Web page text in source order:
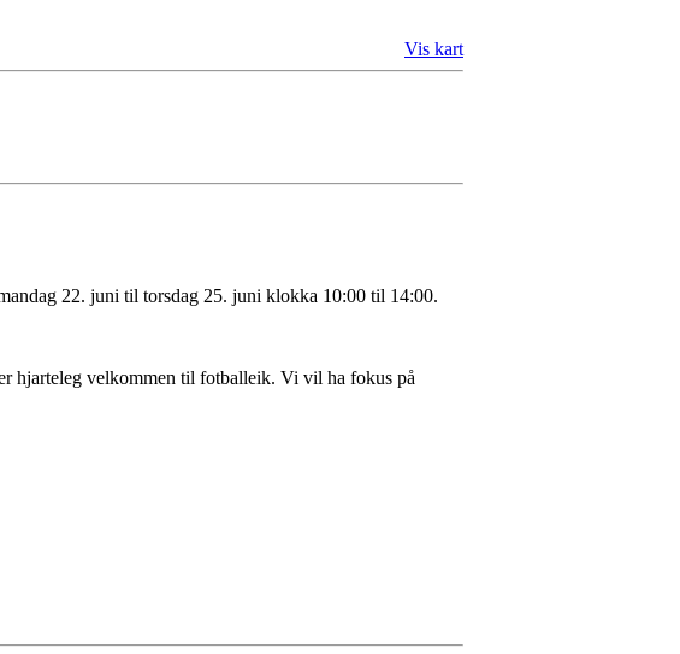
Vis kart
22. juni til torsdag 25. juni klokka 10:00 til 14:00.
hjarteleg velkommen til fotballeik. Vi vil ha fokus på